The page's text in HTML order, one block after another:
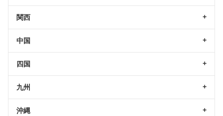
関西
中国
四国
九州
沖縄